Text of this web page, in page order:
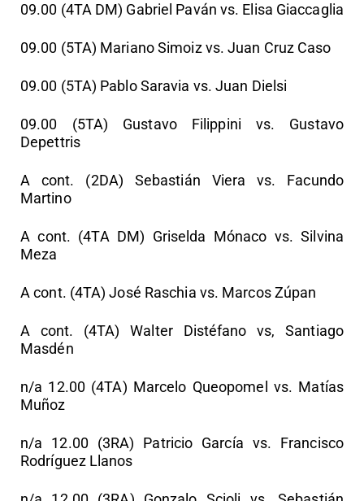
09.00 (4TA DM) Gabriel Paván vs. Elisa Giaccaglia
09.00 (5TA) Mariano Simoiz vs. Juan Cruz Caso
09.00 (5TA) Pablo Saravia vs. Juan Dielsi
09.00 (5TA) Gustavo Filippini vs. Gustavo
Depettris
A cont. (2DA) Sebastián Viera vs. Facundo
Martino
A cont. (4TA DM) Griselda Mónaco vs. Silvina
Meza
A cont. (4TA) José Raschia vs. Marcos Zúpan
A cont. (4TA) Walter Distéfano vs, Santiago
Masdén
n/a 12.00 (4TA) Marcelo Queopomel vs. Matías
Muñoz
n/a 12.00 (3RA) Patricio García vs. Francisco
Rodríguez Llanos